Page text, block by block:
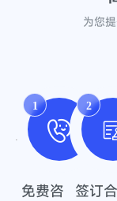
为您
1
免费咨
2
签订合